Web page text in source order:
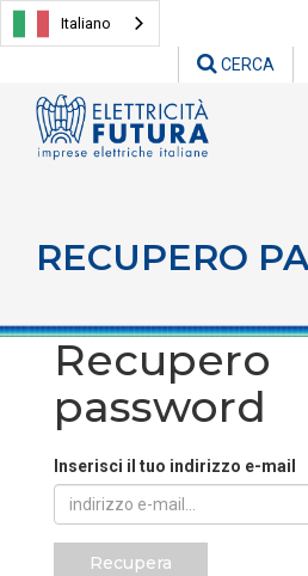
Italiano
CERCA
RECUPERO
Recupero
password
Inserisci il tuo indirizzo e-mail
Recupera